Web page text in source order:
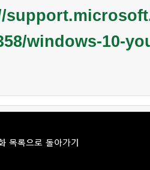
windows-10-